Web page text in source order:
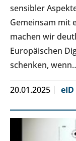
sensibler
Gemeinsam mit
machen wir
Europäischen
schenken,
20.01.2025 eID